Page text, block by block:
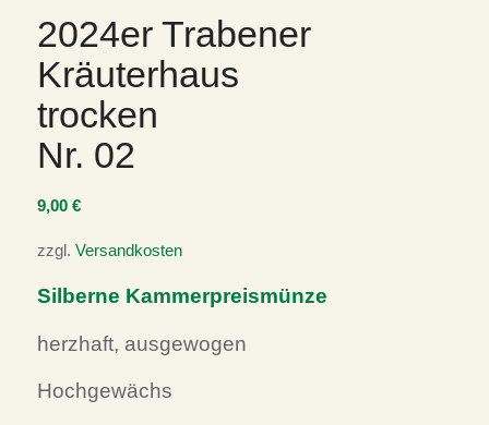
2024er Trabener
Kräuterhaus
trocken
Nr. 02
9,00 €
zzgl. Versandkosten
Silberne Kammerpreismünze
herzhaft, ausgewogen
Hochgewächs